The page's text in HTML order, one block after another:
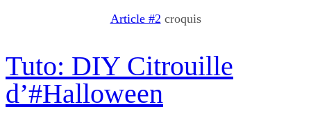
Article #2 croquis
Tuto: DIY Citrouille
d’#Halloween